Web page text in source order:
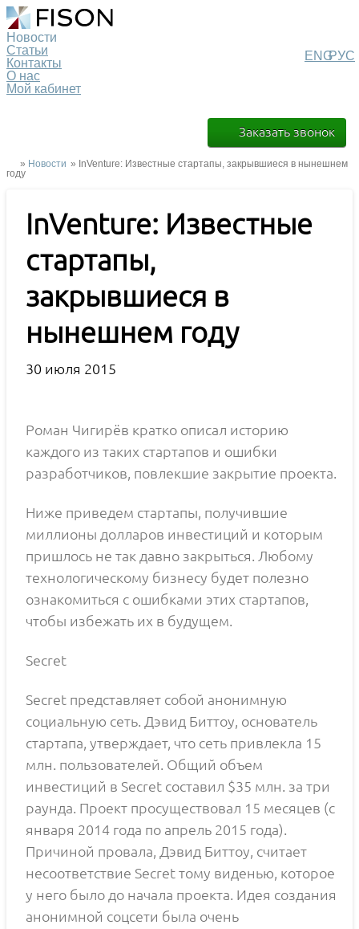
РУС
ENG
Новости
Статьи
Контакты
О нас
Мой кабинет
Заказать звонок
» Новости » InVenture: Известные стартапы, закрывшиеся в нынешнем
году
InVenture: Известные
стартапы,
закрывшиеся в
нынешнем году
30 июля 2015
Роман Чигирёв кратко описал историю
каждого из таких стартапов и ошибки
разработчиков, повлекшие закрытие проекта.
Ниже приведем стартапы, получившие
миллионы долларов инвестиций и которым
пришлось не так давно закрыться. Любому
технологическому бизнесу будет полезно
ознакомиться с ошибками этих стартапов,
чтобы избежать их в будущем.
Secret
Secret представляет собой анонимную
социальную сеть. Дэвид Биттоу, основатель
стартапа, утверждает, что сеть привлекла 15
млн. пользователей. Общий объем
инвестиций в Secret составил $35 млн. за три
раунда. Проект просуществовал 15 месяцев (с
января 2014 года по апрель 2015 года).
Причиной провала, Дэвид Биттоу, считает
несоответствие Secret тому виденью, которое
у него было до начала проекта. Идея создания
анонимной соцсети была очень